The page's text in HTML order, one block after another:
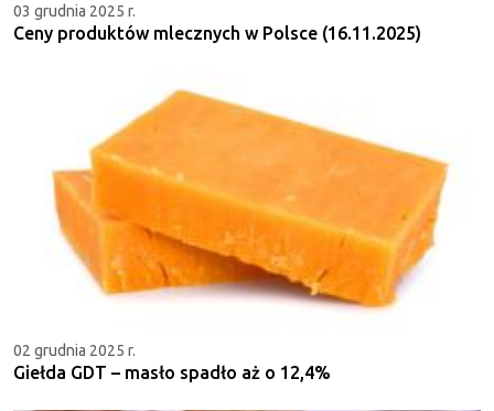
03 grudnia 2025 r.
Ceny produktów mlecznych w Polsce (16.11.2025)
02 grudnia 2025 r.
Giełda GDT – masło spadło aż o 12,4%